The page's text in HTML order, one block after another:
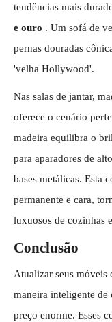
tendências mais
e ouro . Um sofá de
pernas douradas
'velha Hollywood'.
Nas salas de jantar,
oferece o cenário
madeira equilibra o
para aparadores de
bases metálicas. Esta
permanente e cara,
luxuosos de cozinhas
Conclusão
Atualizar seus móveis
maneira inteligente de
preço enorme. Esses